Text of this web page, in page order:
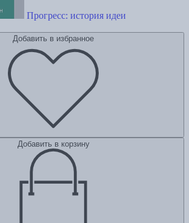
Прогресс: история идеи
Добавить в избранное
Добавить в корзину